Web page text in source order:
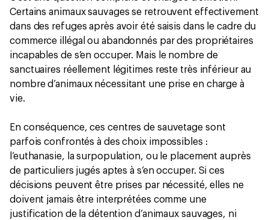
Certains animaux sauvages se retrouvent effectivement
dans des refuges après avoir été saisis dans le cadre du
commerce illégal ou abandonnés par des propriétaires
incapables de s’en occuper. Mais le nombre de
sanctuaires réellement légitimes reste très inférieur au
nombre d’animaux nécessitant une prise en charge à
vie.
En conséquence, ces centres de sauvetage sont
parfois confrontés à des choix impossibles :
l’euthanasie, la surpopulation, ou le placement auprès
de particuliers jugés aptes à s’en occuper. Si ces
décisions peuvent être prises par nécessité, elles ne
doivent jamais être interprétées comme une
justification de la détention d’animaux sauvages, ni